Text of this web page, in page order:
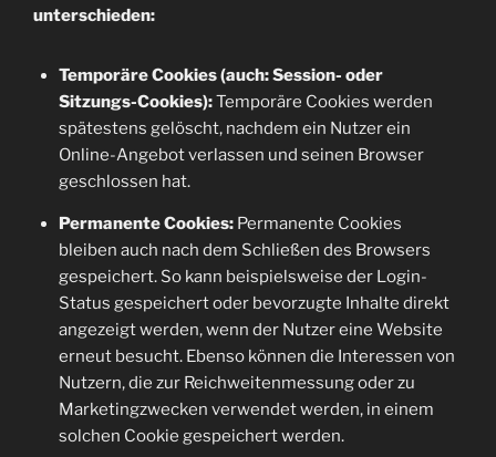
unterschieden:
Temporäre Cookies (auch: Session- oder
Sitzungs-Cookies):Temporäre Cookies werden
spätestens gelöscht, nachdem ein Nutzer ein
Online-Angebot verlassen und seinen Browser
geschlossen hat.
Permanente Cookies:Permanente Cookies
bleiben auch nach dem Schließen des Browsers
gespeichert. So kann beispielsweise der Login-
Status gespeichert oder bevorzugte Inhalte direkt
angezeigt werden, wenn der Nutzer eine Website
erneut besucht. Ebenso können die Interessen von
Nutzern, die zur Reichweitenmessung oder zu
Marketingzwecken verwendet werden, in einem
solchen Cookie gespeichert werden.